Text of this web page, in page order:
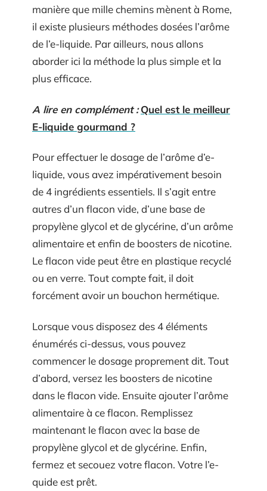
manière que mille chemins mènent à Rome,
il existe plusieurs méthodes dosées l’arôme
de l’e-liquide. Par ailleurs, nous allons
aborder ici la méthode la plus simple et la
plus efficace.
A lire en complément : Quel est le meilleur
E-liquide gourmand ?
Pour effectuer le dosage de l’arôme d’e-
liquide, vous avez impérativement besoin
de 4 ingrédients essentiels. Il s’agit entre
autres d’un flacon vide, d’une base de
propylène glycol et de glycérine, d’un arôme
alimentaire et enfin de boosters de nicotine.
Le flacon vide peut être en plastique recyclé
ou en verre. Tout compte fait, il doit
forcément avoir un bouchon hermétique.
Lorsque vous disposez des 4 éléments
énumérés ci-dessus, vous pouvez
commencer le dosage proprement dit. Tout
d’abord, versez les boosters de nicotine
dans le flacon vide. Ensuite ajouter l’arôme
alimentaire à ce flacon. Remplissez
maintenant le flacon avec la base de
propylène glycol et de glycérine. Enfin,
fermez et secouez votre flacon. Votre l’e-
quide est prêt.